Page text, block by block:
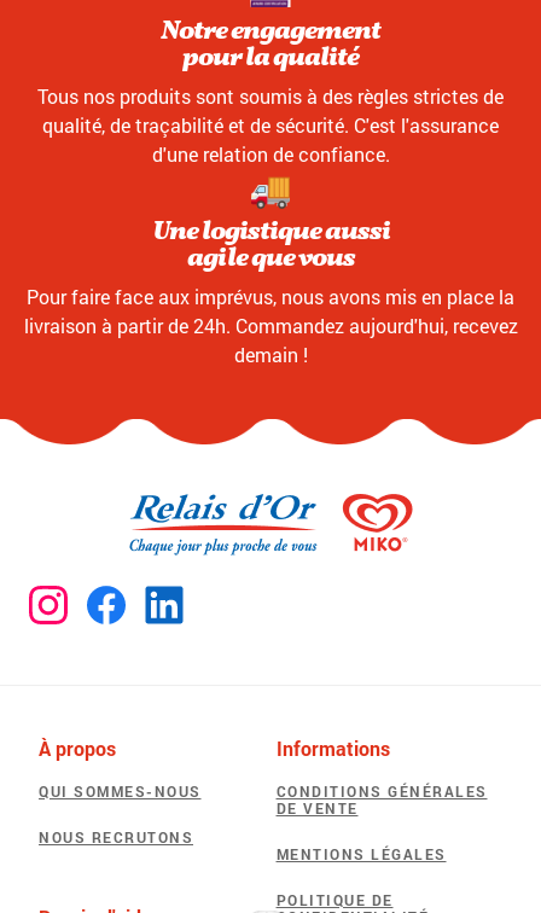
Notre engagement
pour la qualité
Tous nos produits sont soumis à des règles strictes de
qualité, de traçabilité et de sécurité. C'est l'assurance
d'une relation de confiance.
Une logistique aussi
agile que vous
Pour faire face aux imprévus, nous avons mis en place la
livraison à partir de 24h. Commandez aujourd'hui, recevez
demain !
À propos
QUI SOMMES-NOUS
NOUS RECRUTONS
Informations
CONDITIONS GÉNÉRALES
DE VENTE
MENTIONS LÉGALES
POLITIQUE DE